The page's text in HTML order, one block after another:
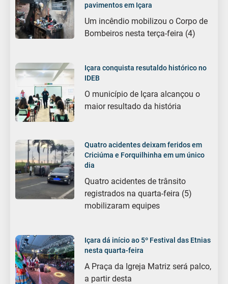
pavimentos em Içara
Um incêndio mobilizou o Corpo de
Bombeiros nesta terça-feira (4)
Içara conquista resutaldo histórico no
IDEB
O município de Içara alcançou o
maior resultado da história
Quatro acidentes deixam feridos em
Criciúma e Forquilhinha em um único
dia
Quatro acidentes de trânsito
registrados na quarta-feira (5)
mobilizaram equipes
Içara dá início ao 5º Festival das Etnias
nesta quarta-feira
A Praça da Igreja Matriz será palco,
a partir desta